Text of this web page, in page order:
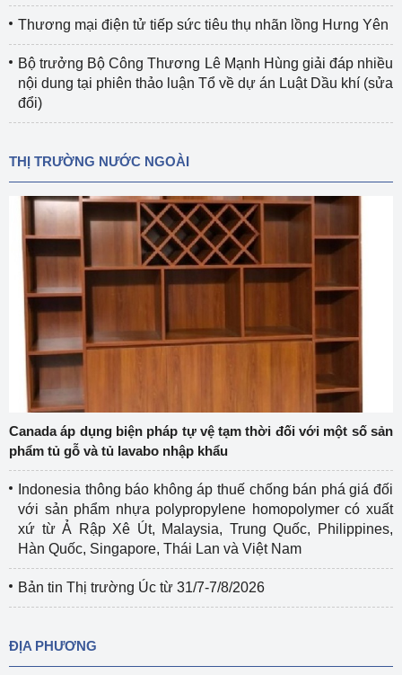
Thương mại điện tử tiếp sức tiêu thụ nhãn lồng Hưng Yên
Bộ trưởng Bộ Công Thương Lê Mạnh Hùng giải đáp nhiều
nội dung tại phiên thảo luận Tổ về dự án Luật Dầu khí (sửa
đổi)
THỊ TRƯỜNG NƯỚC NGOÀI
Canada áp dụng biện pháp tự vệ tạm thời đối với một số sản
phẩm tủ gỗ và tủ lavabo nhập khẩu
Indonesia thông báo không áp thuế chống bán phá giá đối
với sản phẩm nhựa polypropylene homopolymer có xuất
xứ từ Ả Rập Xê Út, Malaysia, Trung Quốc, Philippines,
Hàn Quốc, Singapore, Thái Lan và Việt Nam
Bản tin Thị trường Úc từ 31/7-7/8/2026
ĐỊA PHƯƠNG